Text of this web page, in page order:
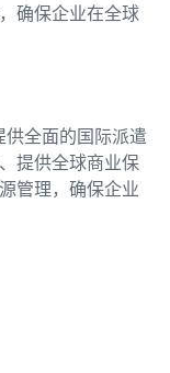
确保企业在全球
供全面的国际派遣
提供全球商业保
管理，确保企业